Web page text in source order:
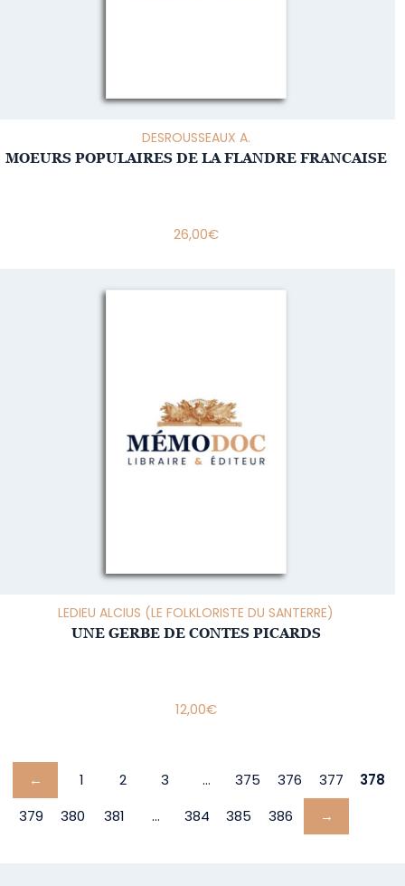
DESROUSSEAUX A.
MOEURS POPULAIRES DE LA FLANDRE FRANCAISE
26,00€
LEDIEU ALCIUS (LE FOLKLORISTE DU SANTERRE)
UNE GERBE DE CONTES PICARDS
12,00€
← 1 2 3 … 375 376 377
378
379
380 381 … 384 385 386 →